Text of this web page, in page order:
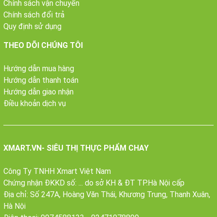
Loại ngũ cốc
Yến mạch
Yến mạch khi mới xuất hiện tại nước ta có
cốc làm từ yến mạch còn là sự lựa chọn ưu
chăm sóc da dẻ, giảm cân.
Loại ngũ cốc này mang đến cho người dùng
một nguồn năng lượng dồi dào. Bởi nó có
Chính sách vận chuyển
Chính sách đổi trả
Quy định sử dụng
THEO DÕI CHÚNG TÔI
Hướng dẫn mua hàng
Hướng dẫn thanh toán
Hướng dẫn giao nhận
Điều khoản dịch vụ
XMART.VN- SIÊU THỊ THỰC PHẨM CHAY
Công Ty TNHH Xmart Việt Nam
Chứng nhận ĐKKD số: ... do sở KH & ĐT TP.Hà Nội cấp
Địa chỉ: Số 247A, Hoàng Văn Thái, Khương Trung, Thanh Xuân,
Hà Nội